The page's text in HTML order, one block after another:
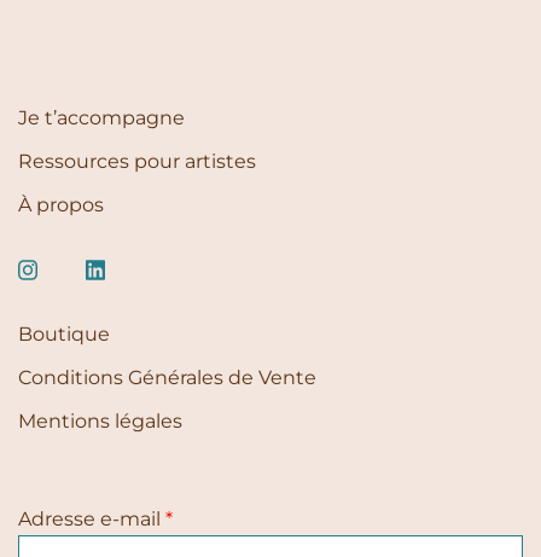
Je t’accompagne
Ressources pour artistes
À propos
Boutique
Conditions Générales de Vente
Mentions légales
Adresse e-mail *